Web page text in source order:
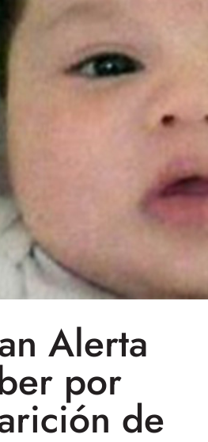
Alerta
por
de